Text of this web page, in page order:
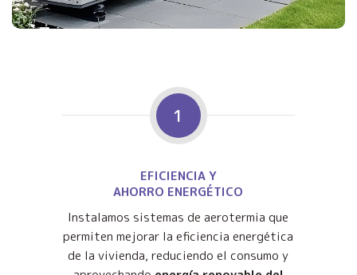
1
EFICIENCIA Y
AHORRO ENERGÉTICO
Instalamos sistemas de aerotermia que
permiten mejorar la eficiencia energética
de la vivienda, reduciendo el consumo y